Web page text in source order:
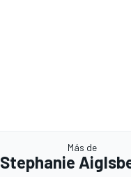
Más de
Stephanie